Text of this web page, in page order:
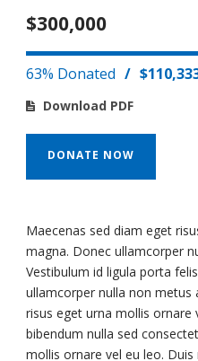
$300,000
63% Donated /
Download PDF
DONATE NOW
Maecenas sed diam eget
magna. Donec ullamcorper
Vestibulum id ligula porta
ullamcorper nulla non metus
risus eget urna mollis ornare
bibendum nulla sed
mollis ornare vel eu leo.